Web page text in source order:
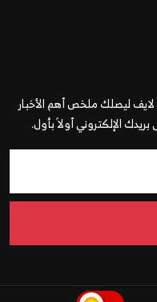
لايف ليصلك ملخص أهم الأخبار
بريدك الإلكتروني أولاً بأول.